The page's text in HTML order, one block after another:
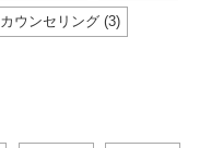
カウンセリング (3)